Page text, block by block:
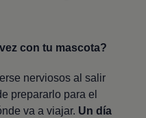
con tu mascota?
nerviosos al salir
prepararlo para el
va a viajar. Un día